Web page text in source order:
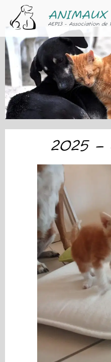
ANIMAUX
AEP13 - Association
2025 –